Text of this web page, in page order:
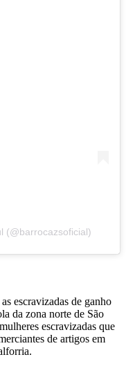
(@barrocazsoficial)
escravizadas de ganho
da zona norte de São
escravizadas que
de artigos em